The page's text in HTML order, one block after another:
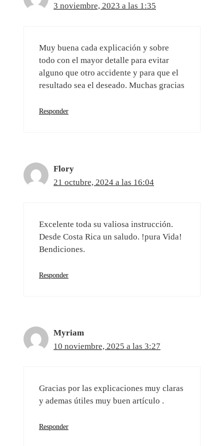
3 noviembre, 2023 a las 1:35
Muy buena cada explicación y sobre
todo con el mayor detalle para evitar
alguno que otro accidente y para que el
resultado sea el deseado. Muchas gracias
Responder
Flory
21 octubre, 2024 a las 16:04
Excelente toda su valiosa instrucción.
Desde Costa Rica un saludo. !pura Vida!
Bendiciones.
Responder
Myriam
10 noviembre, 2025 a las 3:27
Gracias por las explicaciones muy claras
y ademas útiles muy buen artículo .
Responder